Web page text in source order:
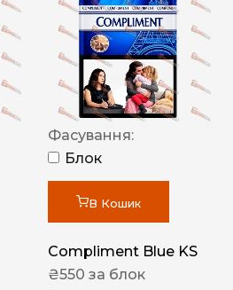
Фасування:
Блок
В Кошик
Compliment Blue KS
₴550 за блок